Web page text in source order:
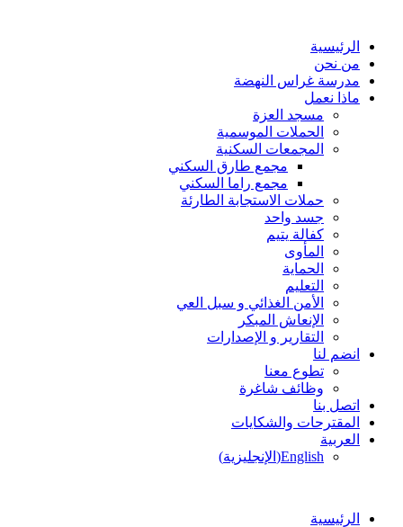
الرئيسية
من نحن
مدرسة غراس النهضة
ماذا نعمل
مسجد العزة
الحملات الموسمية
المجمعات السكنية
مجمع طارق السكني
مجمع راما السكني
حملات الاستجابة الطارئة
جسد واحد
كفالة يتيم
المأوى
الحماية
التعليم
الأمن الغذائي و سبل العي
الإنعاش المبكر
التقارير و الإصدارات
انضم لنا
تطوع معنا
وظائف شاغرة
اتصل بنا
المقترحات والشكايات
العربية
English
( الإنجليزية)
الرئيسية